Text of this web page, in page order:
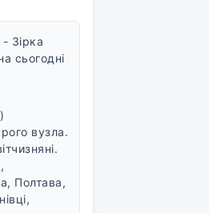
Зірка
сьогодні
вузла.
Полтава,